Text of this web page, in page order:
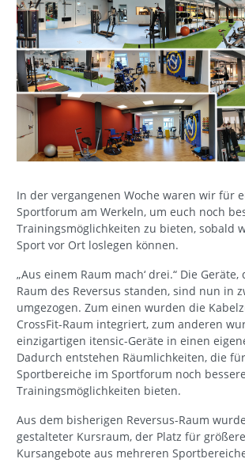
In der vergangenen Woche waren wir für
Sportforum am Werkeln, um euch noch
Trainingsmöglichkeiten zu bieten, sobald
Sport vor Ort loslegen können.
„Aus einem Raum mach‘ drei.“ Die
Raum des Reversus standen, sind nun in
umgezogen. Zum einen wurden die
CrossFit-Raum integriert, zum anderen
einzigartigen itensic-Geräte in einen
Dadurch entstehen Räumlichkeiten, die
Sportbereiche im Sportforum noch bessere
Trainingsmöglichkeiten bieten.
Aus dem bisherigen Reversus-Raum
gestalteter Kursraum, der Platz für
Kursangebote aus mehreren